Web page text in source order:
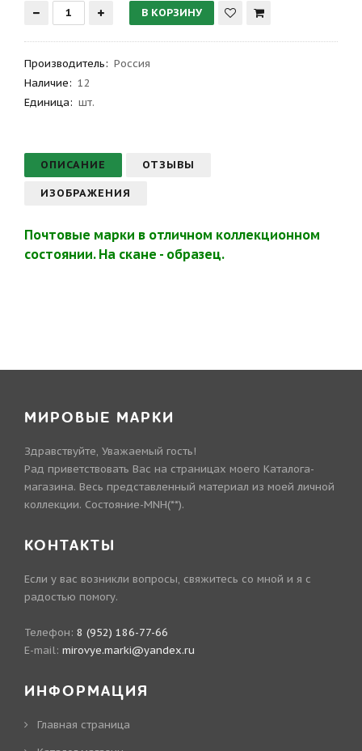
Производитель: Россия
Наличие: 12
Единица: шт.
ОПИСАНИЕ ОТЗЫВЫ
ИЗОБРАЖЕНИЯ
Почтовые марки в отличном коллекционном
состоянии. На скане - образец.
МИРОВЫЕ МАРКИ
Здравствуйте, Уважаемый гость!
Рад приветствовать Вас на страницах моего Каталога-
магазина. Весь представленный материал из моей личной
коллекции. Состояние-MNH(**).
КОНТАКТЫ
Если у вас возникли вопросы, свяжитесь со мной и я с
радостью помогу.
Телефон: 8 (952) 186-77-66
E-mail: mirovye.marki@yandex.ru
ИНФОРМАЦИЯ
Главная страница